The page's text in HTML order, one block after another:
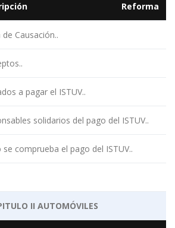
Reforma
de Causación..
a pagar el ISTUV..
solidarios del pago del ISTUV..
se comprueba el pago del ISTUV..
II AUTOMÓVILES